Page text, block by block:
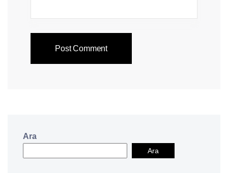
Post Comment
Ara
Ara